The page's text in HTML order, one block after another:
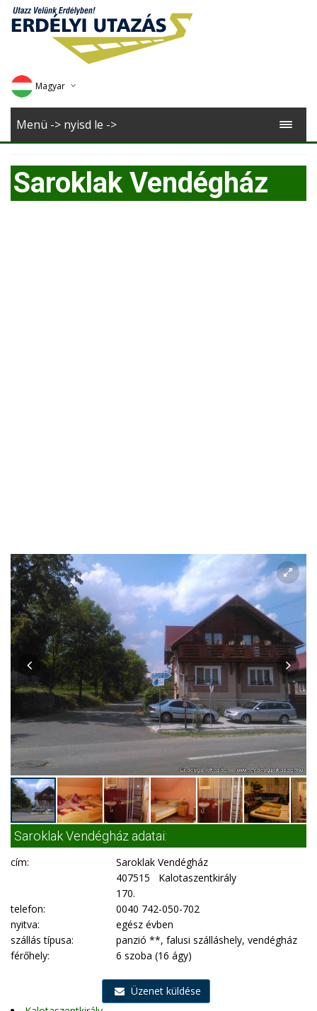
Magyar
Deutsch
Romana
Menü -> nyisd le ->
Saroklak Vendégház
Saroklak Vendégház adatai:
cím:
Saroklak Vendégház
407515 Kalotaszentkirály
170.
telefon:
0040 742-050-702
nyitva:
egész évben
szállás típusa:
panzió **, falusi szálláshely, vendégház
férőhely:
6 szoba (16 ágy)
Üzenet küldése